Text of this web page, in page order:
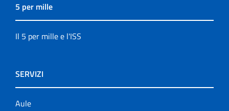
5 per mille
Il 5 per mille e l'ISS
SERVIZI
Aule